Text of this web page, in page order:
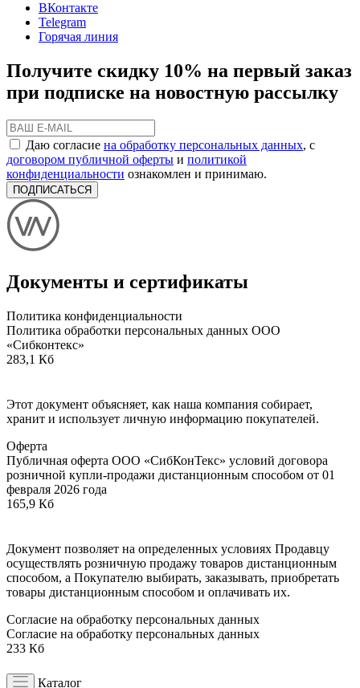
ВКонтакте
Telegram
Горячая линия
Получите скидку 10% на первый заказ
при подписке на новостную рассылку
Даю согласие на обработку персональных данных, с
договором публичной оферты и политикой
конфиденциальности ознакомлен и принимаю.
ПОДПИСАТЬСЯ
Документы и сертификаты
Политика конфиденциальности
Политика обработки персональных данных ООО
«Сибконтекс»
283,1 Кб
Этот документ объясняет, как наша компания собирает,
хранит и использует личную информацию покупателей.
Оферта
Публичная оферта ООО «СибКонТекс» условий договора
розничной купли-продажи дистанционным способом от 01
февраля 2026 года
165,9 Кб
Документ позволяет на определенных условиях Продавцу
осуществлять розничную продажу товаров дистанционным
способом, а Покупателю выбирать, заказывать, приобретать
товары дистанционным способом и оплачивать их.
Согласие на обработку персональных данных
Согласие на обработку персональных данных
233 Кб
Каталог